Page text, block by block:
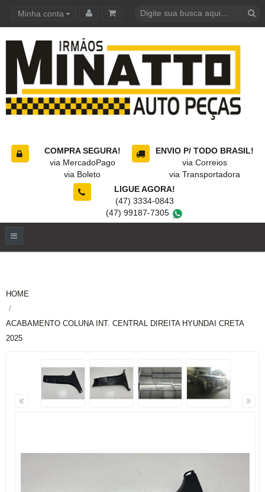
Minha conta
COMPRA SEGURA!
via MercadoPago
via Boleto
ENVIO P/ TODO BRASIL!
via Correios
via Transportadora
LIGUE AGORA!
(47) 3334-0843
(47) 99187-7305
HOME
ACABAMENTO COLUNA INT. CENTRAL DIREITA HYUNDAI CRETA
2025